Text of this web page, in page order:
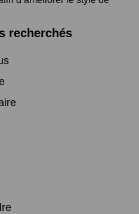
recherchés